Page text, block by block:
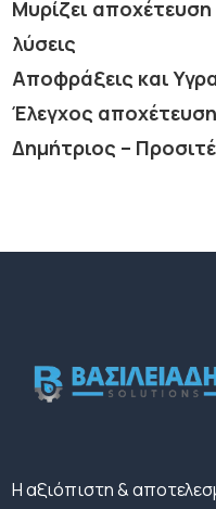
Μυρίζει αποχέτευση
λύσεις
Αποφράξεις και
Έλεγχος
Δημήτριος –
H αξιόπιστη &